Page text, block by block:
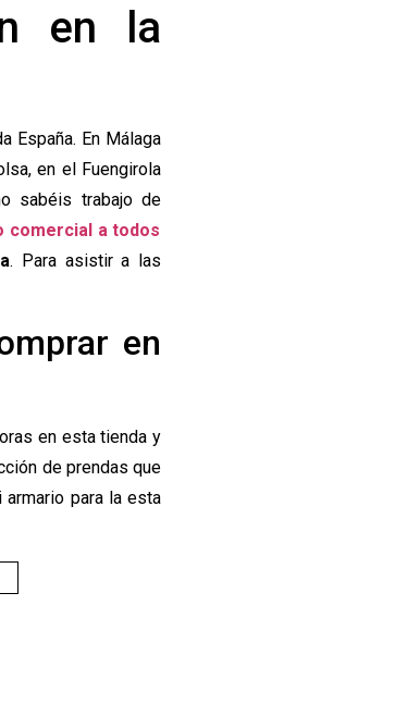
en la
España. En Málaga
en el Fuengirola
sabéis trabajo de
comercial a todos
. Para asistir a las
en
en esta tienda y
de prendas que
armario para la esta